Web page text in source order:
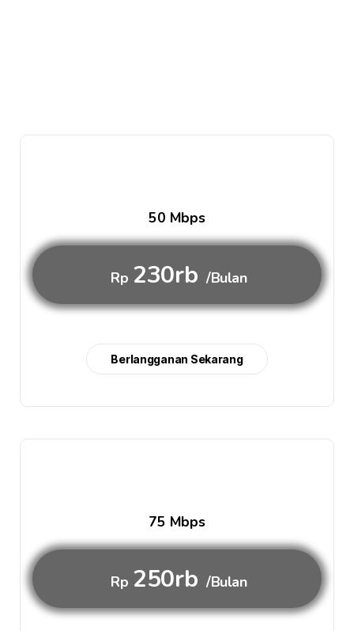
50 Mbps
Rp 230rb /Bulan
Berlangganan Sekarang
75 Mbps
Rp 250rb /Bulan